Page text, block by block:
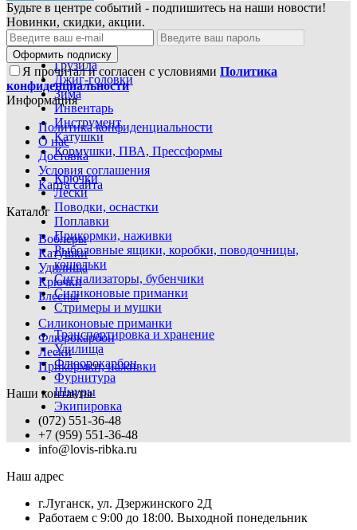
Блесны
Воблеры
Грузила
Джиг-головки
Зима
Инвентарь
Инструмент
Катушки
Кормушки, ПВА, Прессформы
Крючки
Лески
Поводки, оснастки
Поплавки
Прикормки, наживки
Рыболовные ящики, коробки, поводочницы,
кошельки
Сигнализаторы, бубенчики
Силиконовые приманки
Стримеры и мушки
Транспортировка и хранение
Удилища
Флюорокарбон
Фурнитура
Шнуры
Экипировка
Будьте в центре событий - подпишитесь на наши новости!
Новинки, скидки, акции.
Оформить подписку
Я прочитал и согласен с условиями Политика
конфиденциальности
Информация
Политика конфиденциальности
О нас
Доставка
Условия соглашения
Карта сайта
Каталог
Воблеры
Катушки
Удилища
Крючки
Блесны
Силиконовые приманки
Флюрокарбон
Лески
Прикормки, наживки
Наши контакты
(072) 551-36-48
+7 (959) 551-36-48
info@lovis-ribka.ru
Наш адрес
г.Луганск, ул. Дзержинского 2Д
Работаем с 9:00 до 18:00. Выходной понедельник